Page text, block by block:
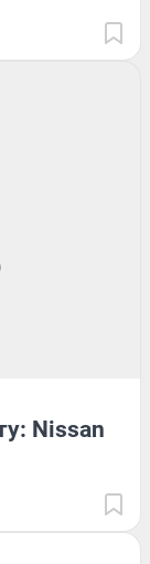
Nissan